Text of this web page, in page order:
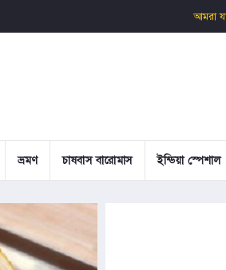
আমরা
ভ্রমণ চাষবাস বারোমাস ইন্ডিয়া স্পেশাল